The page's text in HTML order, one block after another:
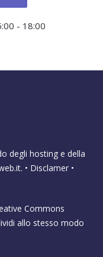
- 18:00
degli hosting e della
. • Disclamer •
Commons
allo stesso modo